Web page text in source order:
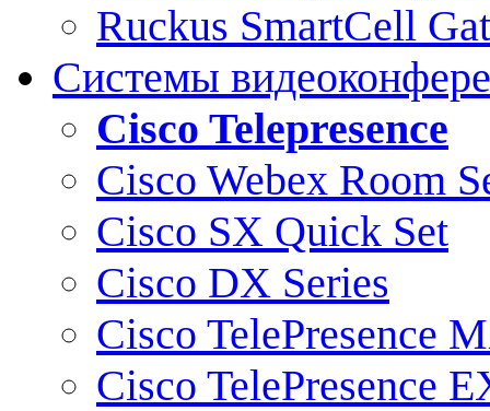
Ruckus SmartCell
Системы
Cisco Telepresence
Cisco Webex Room
Cisco SX Quick Set
Cisco DX Series
Cisco TelePresence
Cisco TelePresence